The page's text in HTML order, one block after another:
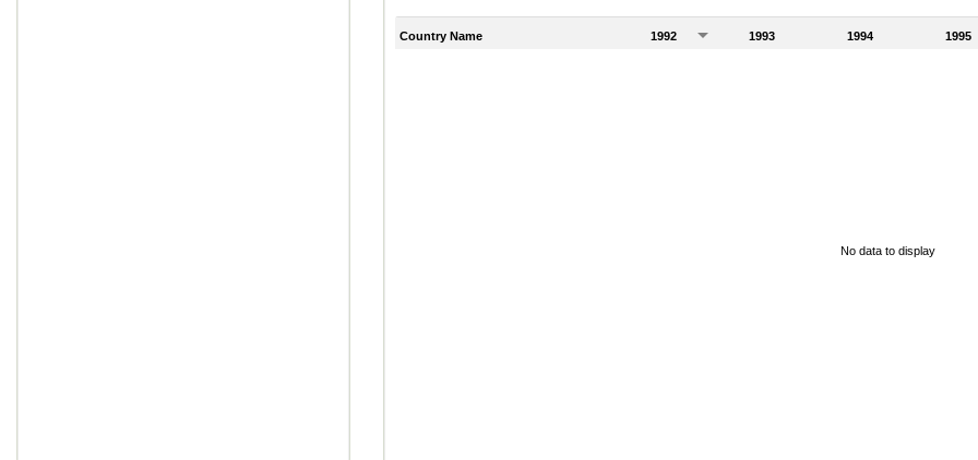
Country Name 1992 1993 1994 1995
No data to display